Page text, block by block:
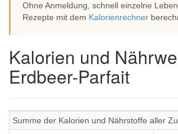
Ohne Anmeldung, schnell einzelne
Rezepte mit dem Kalorienrechner
Kalorien und
Erdbeer-Parfait
Summe der Kalorien und Nährstoffe aller